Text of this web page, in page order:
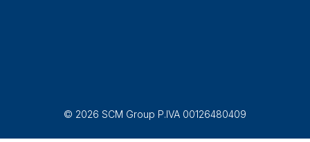
© 2026 SCM Group P.IVA 00126480409